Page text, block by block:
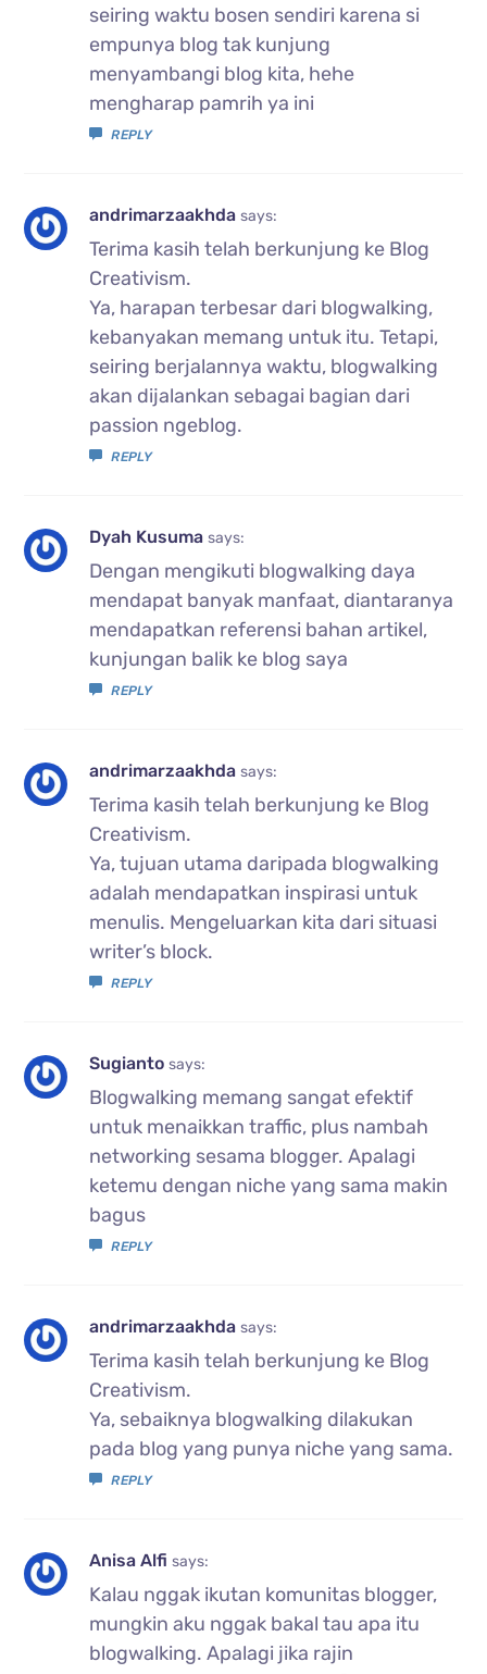
seiring waktu bosen sendiri karena si
empunya blog tak kunjung
menyambangi blog kita, hehe
mengharap pamrih ya ini
REPLY
andrimarzaakhdasays:
Terima kasih telah berkunjung ke Blog
Creativism.
Ya, harapan terbesar dari blogwalking,
kebanyakan memang untuk itu. Tetapi,
seiring berjalannya waktu, blogwalking
akan dijalankan sebagai bagian dari
passion ngeblog.
REPLY
Dyah Kusumasays:
Dengan mengikuti blogwalking daya
mendapat banyak manfaat, diantaranya
mendapatkan referensi bahan artikel,
kunjungan balik ke blog saya
REPLY
andrimarzaakhdasays:
Terima kasih telah berkunjung ke Blog
Creativism.
Ya, tujuan utama daripada blogwalking
adalah mendapatkan inspirasi untuk
menulis. Mengeluarkan kita dari situasi
writer’s block.
REPLY
Sugiantosays:
Blogwalking memang sangat efektif
untuk menaikkan traffic, plus nambah
networking sesama blogger. Apalagi
ketemu dengan niche yang sama makin
bagus
REPLY
andrimarzaakhdasays:
Terima kasih telah berkunjung ke Blog
Creativism.
Ya, sebaiknya blogwalking dilakukan
pada blog yang punya niche yang sama.
REPLY
Anisa Alfisays:
Kalau nggak ikutan komunitas blogger,
mungkin aku nggak bakal tau apa itu
blogwalking. Apalagi jika rajin